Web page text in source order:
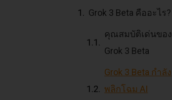
Grok 3 Beta คืออะไร?
คุณสมบัติเด่นของ
Grok 3 Beta
Grok 3 Beta กำลัง
พลิกโฉม AI